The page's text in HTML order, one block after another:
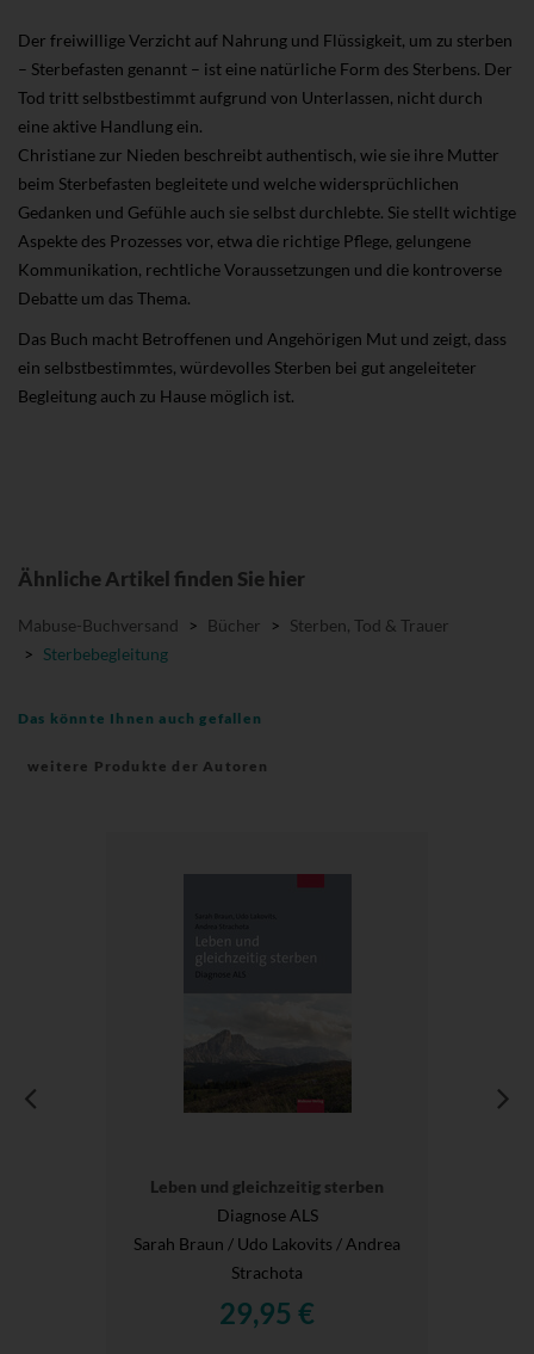
Der freiwillige Verzicht auf Nahrung und Flüssigkeit, um zu sterben
– Sterbefasten genannt – ist eine natürliche Form des Sterbens. Der
Tod tritt selbstbestimmt aufgrund von Unterlassen, nicht durch
eine aktive Handlung ein.
Christiane zur Nieden beschreibt authentisch, wie sie ihre Mutter
beim Sterbefasten begleitete und welche widersprüchlichen
Gedanken und Gefühle auch sie selbst durchlebte. Sie stellt wichtige
Aspekte des Prozesses vor, etwa die richtige Pflege, gelungene
Kommunikation, rechtliche Voraussetzungen und die kontroverse
Debatte um das Thema.
Das Buch macht Betroffenen und Angehörigen Mut und zeigt, dass
ein selbstbestimmtes, würdevolles Sterben bei gut angeleiteter
Begleitung auch zu Hause möglich ist.
Ähnliche Artikel finden Sie hier
Mabuse-Buchversand > Bücher > Sterben, Tod & Trauer
> Sterbebegleitung
Das könnte Ihnen auch gefallen
weitere Produkte der Autoren
Leben und gleichzeitig sterben
Diagnose ALS
Sarah Braun / Udo Lakovits / Andrea
Strachota
29,95 €